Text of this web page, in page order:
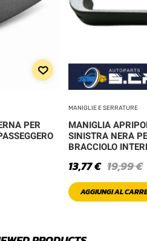
PER
MANIGLIE E SERRATURE
MANIGLIA
SINISTRA NERA
BRACCIOLO
19,99€
13,77€
AGGIUNGI AL